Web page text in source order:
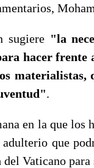
sugiere "la
hacer
materialistas,
.
en la que
que
Vaticano para